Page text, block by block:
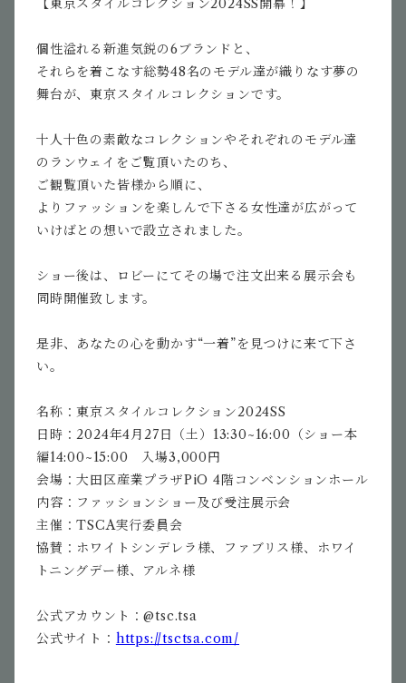
【東京スタイルコレクション2024SS開幕！】
個性溢れる新進気鋭の6ブランドと、
それらを着こなす総勢48名のモデル達が織りなす夢の
舞台が、東京スタイルコレクションです。
十人十色の素敵なコレクションやそれぞれのモデル達
のランウェイをご覧頂いたのち、
ご観覧頂いた皆様から順に、
よりファッションを楽しんで下さる女性達が広がって
いけばとの想いで設立されました。
ショー後は、ロビーにてその場で注文出来る展示会も
同時開催致します。
是非、あなたの心を動かす“一着”を見つけに来て下さ
い。
名称：東京スタイルコレクション2024SS
日時：2024年4月27日（土）13:30~16:00（ショー本
編14:00~15:00 入場3,000円
会場：大田区産業プラザPiO 4階コンベンションホール
内容：ファッションショー及び受注展示会
主催：TSCA実行委員会
協賛：ホワイトシンデレラ様、ファブリス様、ホワイ
トニングデー様、アルネ様
公式アカウント：@tsc.tsa
公式サイト： https://tsctsa.com/